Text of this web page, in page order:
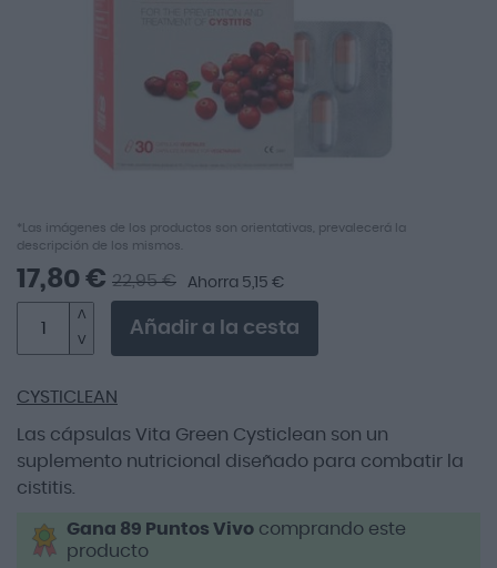
Saltar
al
comienzo
galería
de
*Las imágenes de los productos son orientativas, prevalecerá la
descripción de los mismos.
CYSTICLEAN
Las cápsulas Vita Green Cysticlean son un
suplemento nutricional diseñado para combatir la
cistitis.
Gana 89 Puntos Vivo comprando este
producto
17,80 € 22,95 € Ahorra 5,15 €
Añadir a la cesta